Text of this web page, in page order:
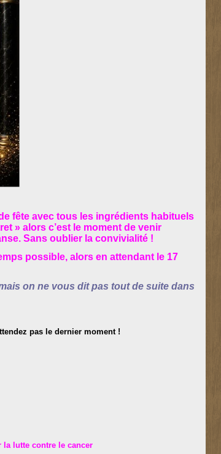
fête avec tous les ingrédients habituels
» alors c’est le moment de venir
Sans oublier la convivialité !
possible, alors en attendant le 17
on ne vous dit pas tout de suite dans
pas le dernier moment !
la lutte contre le cancer